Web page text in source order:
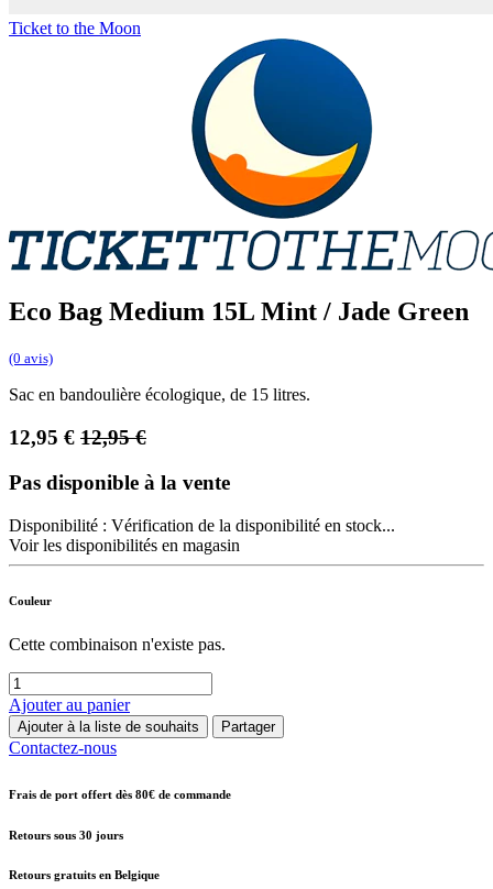
Ticket to the Moon
Eco Bag Medium 15L Mint / Jade Green
(0 avis)
Sac en bandoulière écologique, de 15 litres.
12,95 € 12,95€
Pas disponible à la vente
Disponibilité : Vérification de la disponibilité en stock...
Voir les disponibilités en magasin
Couleur
Cette combinaison n'existe pas.
Ajouter au panier
Ajouter à la liste de souhaits Partager
Contactez-nous
Frais de port offert dès 80€ de commande
Retours sous 30 jours
Retours gratuits en Belgique